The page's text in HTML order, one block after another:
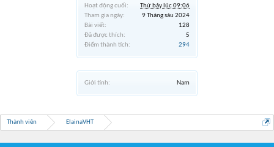
Hoạt động cuối:
Thứ bảy lúc 09:06
Tham gia ngày:
9 Tháng sáu 2024
Bài viết:
128
Đã được thích:
5
Điểm thành tích:
294
Giới tính: Nam
Thành viên ElainaVHT